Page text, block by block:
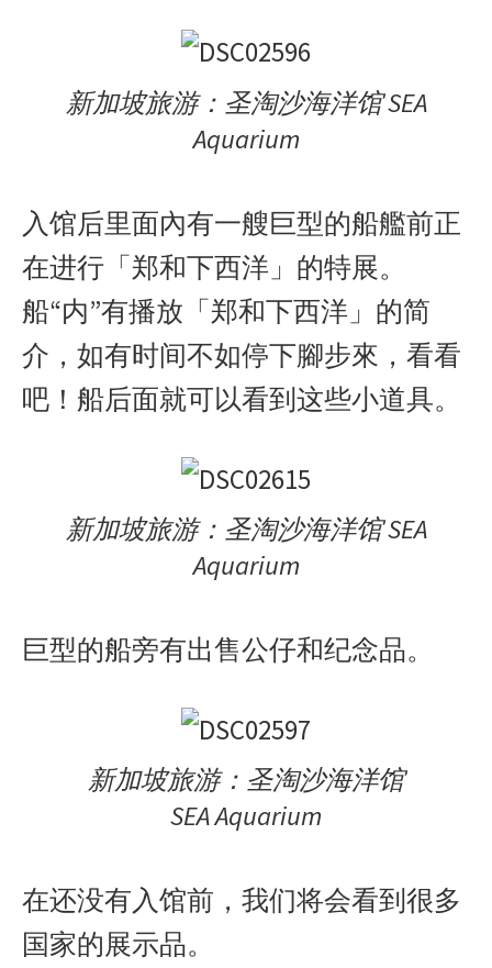
新加坡旅游：圣淘沙海洋馆 SEA
Aquarium
入馆后里面內有一艘巨型的船艦前正
在进行「郑和下西洋」的特展。
船“内”有播放「郑和下西洋」的简
介，如有时间不如停下腳步來，看看
吧！船后面就可以看到这些小道具。
新加坡旅游：圣淘沙海洋馆 SEA
Aquarium
巨型的船旁有出售公仔和纪念品。
新加坡旅游：圣淘沙海洋馆
SEA Aquarium
在还没有入馆前，我们将会看到很多
国家的展示品。